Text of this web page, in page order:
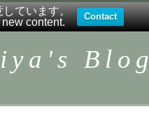
しています。
content.
Contact
Blog